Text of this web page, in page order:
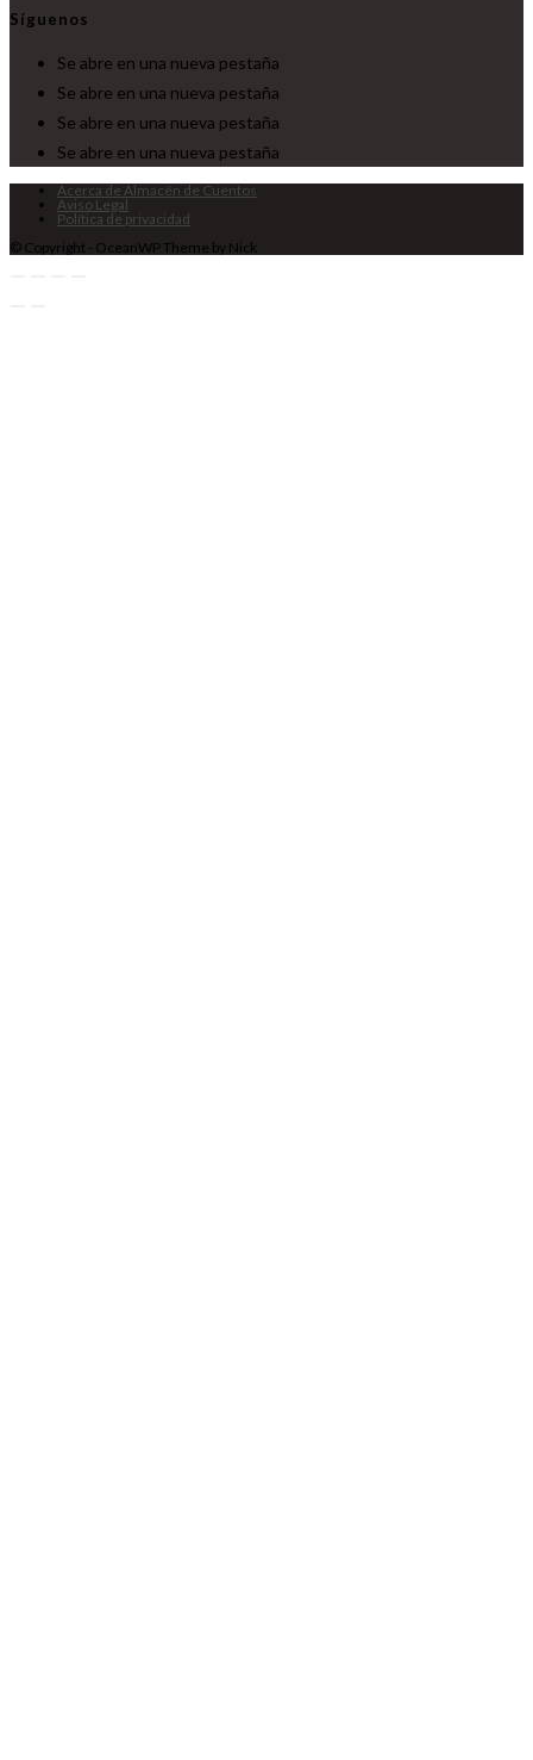
Síguenos
Se abre en una nueva pestaña
Se abre en una nueva pestaña
Se abre en una nueva pestaña
Se abre en una nueva pestaña
Acerca de Almacén de Cuentos
Aviso Legal
Política de privacidad
© Copyright - OceanWP Theme by Nick